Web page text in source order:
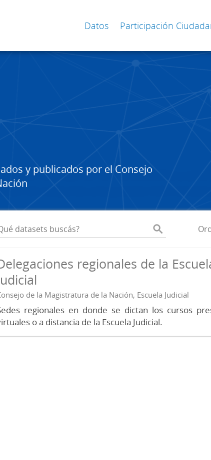
Datos Participación
y publicados por el Consejo
regionales de la
de la Magistratura de la Nación, Escuela Judicial
regionales en donde se dictan los cursos
o a distancia de la Escuela Judicial.